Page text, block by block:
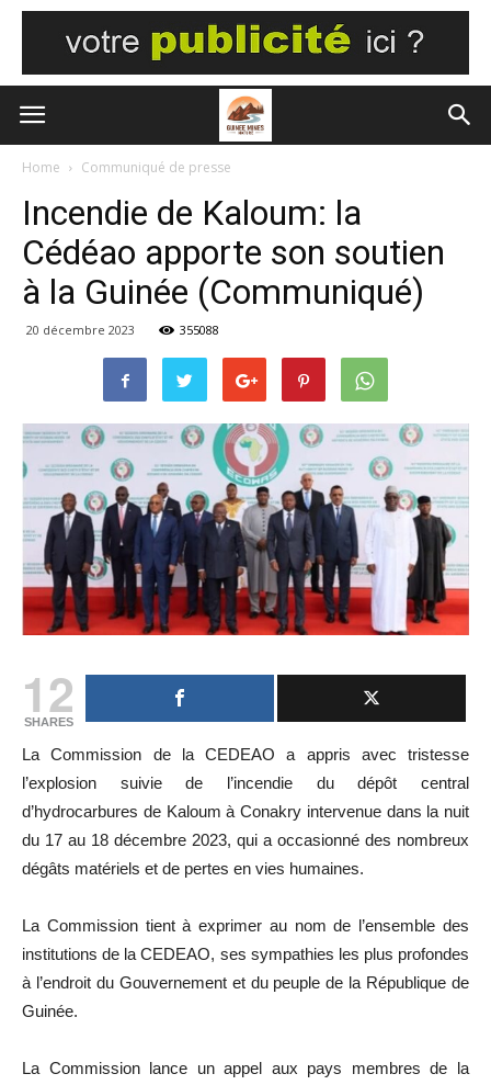
Home Communiqué de presse
Incendie de Kaloum: la
Cédéao apporte son soutien
à la Guinée (Communiqué)
20 décembre 2023 355088
12
SHARES
La Commission de la CEDEAO a appris avec tristesse
l’explosion suivie de l’incendie du dépôt central
d’hydrocarbures de Kaloum à Conakry intervenue dans la nuit
du 17 au 18 décembre 2023, qui a occasionné des nombreux
dégâts matériels et de pertes en vies humaines.
La Commission tient à exprimer au nom de l’ensemble des
institutions de la CEDEAO, ses sympathies les plus profondes
à l’endroit du Gouvernement et du peuple de la République de
Guinée.
La Commission lance un appel aux pays membres de la